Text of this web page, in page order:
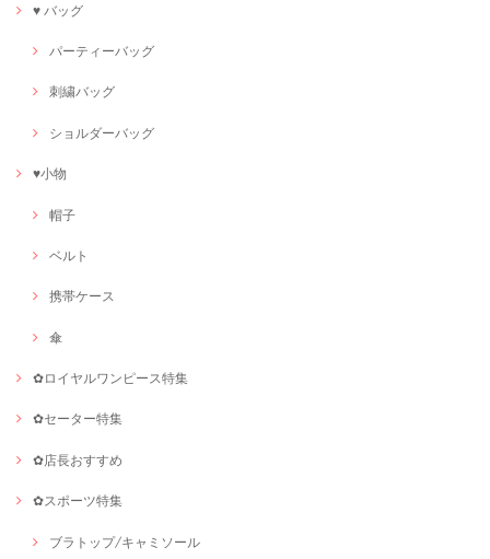
♥ バッグ
パーティーバッグ
刺繍バッグ
ショルダーバッグ
♥小物
帽子
ベルト
携帯ケース
傘
✿ロイヤルワンピース特集
✿セーター特集
✿店長おすすめ
✿スポーツ特集
ブラトップ/キャミソール